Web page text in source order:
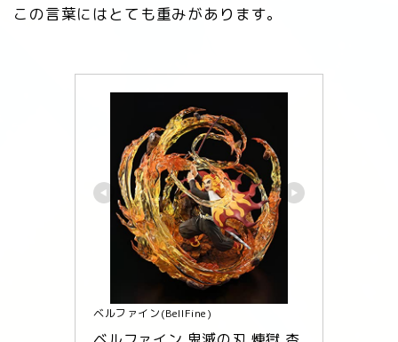
この言葉にはとても重みがあります。
ベルファイン(BellFine)